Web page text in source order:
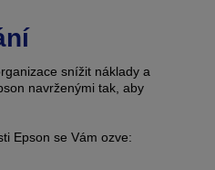
snížit náklady a
navrženými tak, aby
Epson se Vám ozve: